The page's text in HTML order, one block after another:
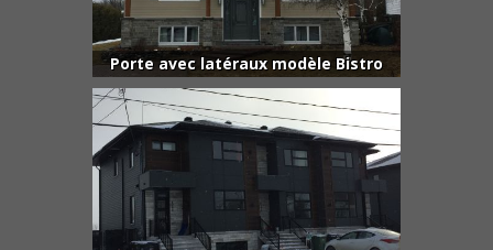
Porte avec latéraux modèle Bistro